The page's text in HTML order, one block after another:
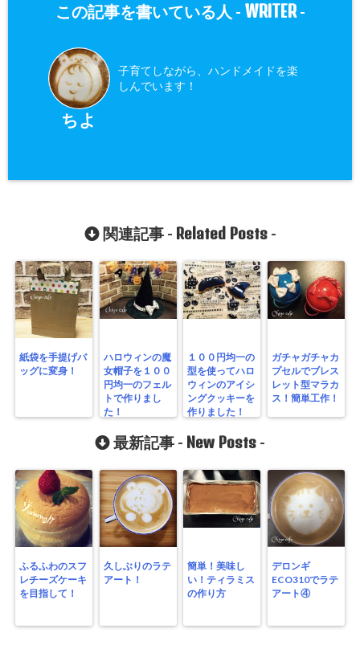
この記事を書いている人 - WRITER-
ちよ
子育てしながら、ハンドメイドを楽
しんでいます！
関連記事 - Related Posts-
紙袋を手提げバ
ッグに変身！
ハロウィンの魔
女帽子を１００
円均一のフェル
トで作りまし
た！
１００円均一の
型を使ってハロ
ウィンのアイシ
ングクッキーを
作りました！
ガチャガチャカ
プセルでブレス
レット型マラカ
ス！簡単工作！
最新記事 - New Posts -
ふるふわのスフ
レチーズケーキ
を目指して！
久しぶりのラテ
アート！
簡単！美味し
い！ティラミス
の作り方
デロンギ
ECO310でラテ
アート④